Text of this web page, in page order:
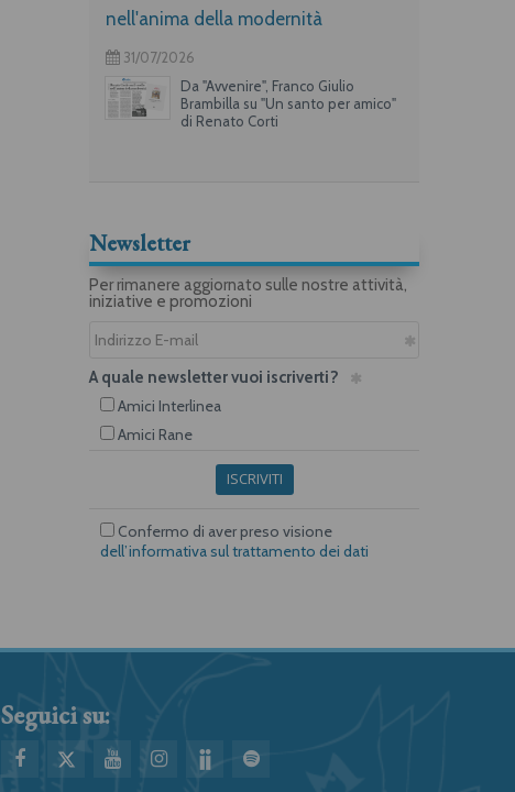
nell'anima della modernità
31/07/2026
Da "Avvenire", Franco Giulio
Brambilla su "Un santo per amico"
di Renato Corti
Newsletter
Per rimanere aggiornato sulle nostre attività,
iniziative e promozioni
A quale newsletter vuoi iscriverti?
Amici Interlinea
Amici Rane
ISCRIVITI
Confermo di aver preso visione
dell’informativa sul trattamento dei dati
Seguici su: